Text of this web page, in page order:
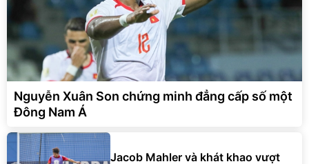
Nguyễn Xuân Son chứng minh đẳng cấp số một
Đông Nam Á
Jacob Mahler và khát khao vượt